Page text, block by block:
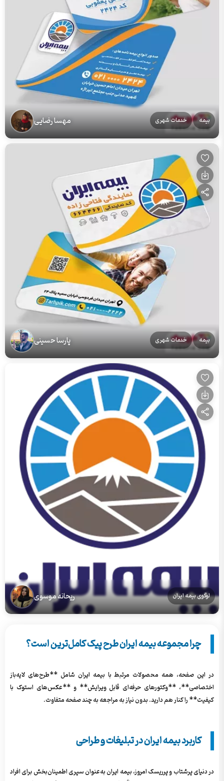
بیمه خدمات شهری مهسا رضایی
بیمه خدمات شهری پارسا حسینی
لوگوی بیمه ایران ریحانه موسوی
چرا مجموعه بیمه ایران طرح پیک کامل‌ترین است؟
در این صفحه، همه محصولات مرتبط با بیمه ایران شامل **طرح‌های لایه‌باز
اختصاصی**، **وکتورهای حرفه‌ای قابل ویرایش** و **عکس‌های استوک با
کیفیت** را کنار هم دارید. بدون نیاز به مراجعه به چند صفحه متفاوت.
کاربرد بیمه ایران در تبلیغات و طراحی
در دنیای پرشتاب و پرریسک امروز، بیمه ایران به‌عنوان سپری اطمینان‌بخش برای افراد